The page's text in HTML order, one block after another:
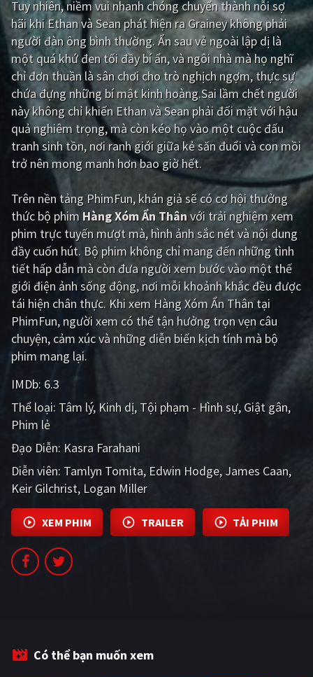
Giật gân Gia đình
Bí ẩn Lịch sử
Viễn Tây Tiểu sử
GameShow DramaTV
QUỐC GIA
Trung Quốc - Hồng Kông
Hàn Quốc Nhật Bản
Ấn Độ Việt Nam
Tổng hợp
CẬP NHẬT
PHIM MỚI
PHIM BỘ
PHIM LẺ
PHIM CHIẾU RẠP
TUYỂN TẬP PHIM
BLOG
Tuy nhiên, niềm vui nhanh chóng chuyển thành nỗi sợ
hãi khi Ethan và Sean phát hiện ra Grainey không phải
người đàn ông bình thường. Ẩn sau vẻ ngoài lập dị là
một quá khứ đen tối đầy bí ẩn, và ngôi nhà mà họ nghĩ
chỉ đơn thuần là sân chơi cho trò nghịch ngợm, thực sự
chứa đựng những bí mật kinh hoàng.Sai lầm chết người
này không chỉ khiến Ethan và Sean phải đối mặt với hậu
quả nghiêm trọng, mà còn kéo họ vào một cuộc đấu
tranh sinh tồn, nơi ranh giới giữa kẻ săn đuổi và con mồi
trở nên mong manh hơn bao giờ hết.
Trên nền tảng PhimFun, khán giả sẽ có cơ hội thưởng
thức bộ phim Hàng Xóm Ẩn Thânvới trải nghiệm xem
phim trực tuyến mượt mà, hình ảnh sắc nét và nội dung
đầy cuốn hút. Bộ phim không chỉ mang đến những tình
tiết hấp dẫn mà còn đưa người xem bước vào một thế
giới điện ảnh sống động, nơi mỗi khoảnh khắc đều được
tái hiện chân thực. Khi xem Hàng Xóm Ẩn Thân tại
PhimFun, người xem có thể tận hưởng trọn vẹn câu
chuyện, cảm xúc và những diễn biến kịch tính mà bộ
phim mang lại.
IMDb: 6.3
Thể loại: Tâm lý Kinh dị Tội phạm - Hình sự Giật gân
Phim lẻ
Đạo Diễn: Kasra Farahani
Diễn viên: Tamlyn Tomita Edwin Hodge James Caan
Keir Gilchrist Logan Miller
XEM PHIM TRAILER TẢI PHIM
Có thể bạn muốn xem